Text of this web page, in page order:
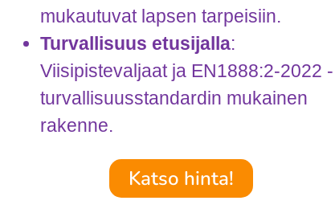
mukautuvat lapsen tarpeisiin.
Turvallisuus etusijalla:
Viisipistevaljaat ja EN1888:2-2022 -
turvallisuusstandardin mukainen
rakenne.
Katso hinta!